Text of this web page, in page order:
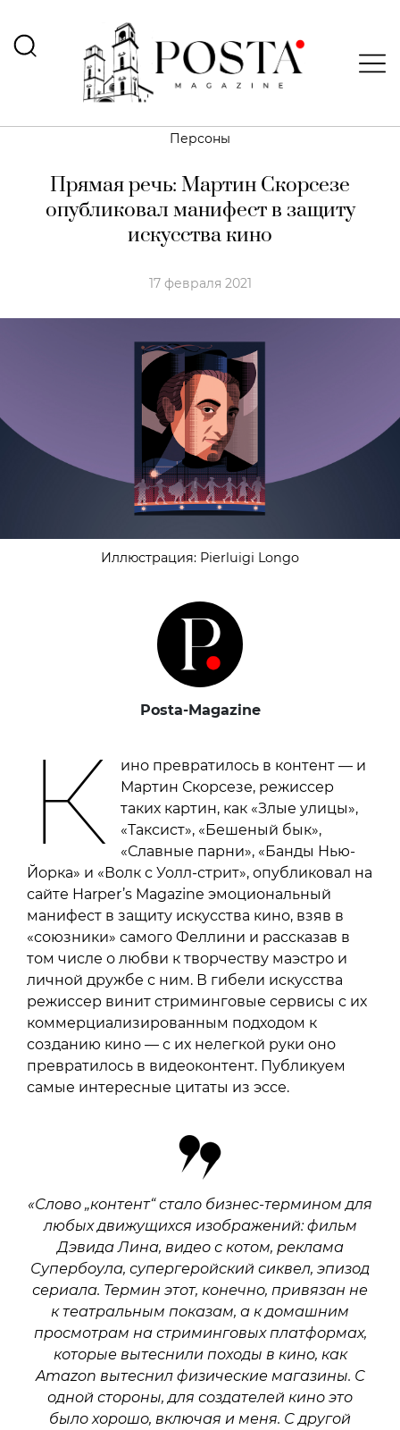
Персоны
Прямая речь: Мартин Скорсезе
опубликовал манифест в защиту
искусства кино
17 февраля 2021
Иллюстрация: Pierluigi Longo
Posta-Magazine
К
ино превратилось в контент — и
Мартин Скорсезе, режиссер
таких картин, как «Злые улицы»,
«Таксист», «Бешеный бык»,
«Славные парни», «Банды Нью-
Йорка» и «Волк с Уолл-стрит», опубликовал на
сайте Harper’s Magazine эмоциональный
манифест в защиту искусства кино, взяв в
«союзники» самого Феллини и рассказав в
том числе о любви к творчеству маэстро и
личной дружбе с ним. В гибели искусства
режиссер винит стриминговые сервисы с их
коммерциализированным подходом к
созданию кино — с их нелегкой руки оно
превратилось в видеоконтент. Публикуем
самые интересные цитаты из эссе.
«Слово „контент“ стало бизнес-термином для
любых движущихся изображений: фильм
Дэвида Лина, видео с котом, реклама
Супербоула, супергеройский сиквел, эпизод
сериала. Термин этот, конечно, привязан не
к театральным показам, а к домашним
просмотрам на стриминговых платформах,
которые вытеснили походы в кино, как
Amazon вытеснил физические магазины. С
одной стороны, для создателей кино это
было хорошо, включая и меня. С другой